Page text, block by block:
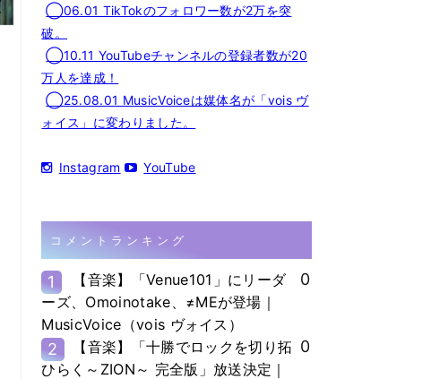
◯06.01 TikTokのフォロワー数が2万を突
破。
◯10.11 YouTubeチャンネルの登録者数が20
万人を達成！
◯25.08.01 MusicVoiceは媒体名が「vois ヴ
ォイス」に変わりました。
Instagram YouTube
コメントランキング
1
【音楽】「Venue101」にリーダ
ーズ、Omoinotake、≠MEが登場｜
MusicVoice（vois ヴォイス）
0
2
【音楽】「十勝でロックを切り拓
ひらく～ZION～ 完全版」放送決定｜
0